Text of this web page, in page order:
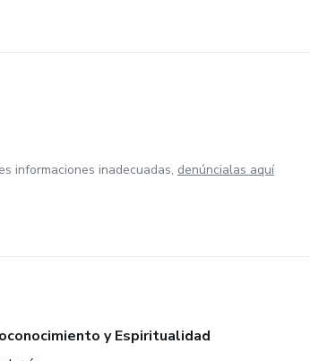
informaciones inadecuadas, denúncialas aquí
y Espiritualidad